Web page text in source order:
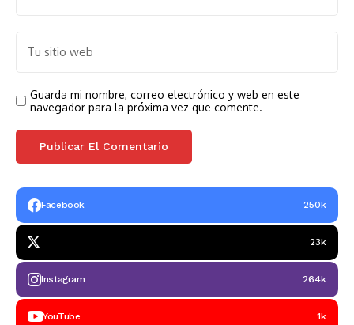
Guarda mi nombre, correo electrónico y web en este
navegador para la próxima vez que comente.
Facebook 250k
23k
Instagram 264k
YouTube 1k